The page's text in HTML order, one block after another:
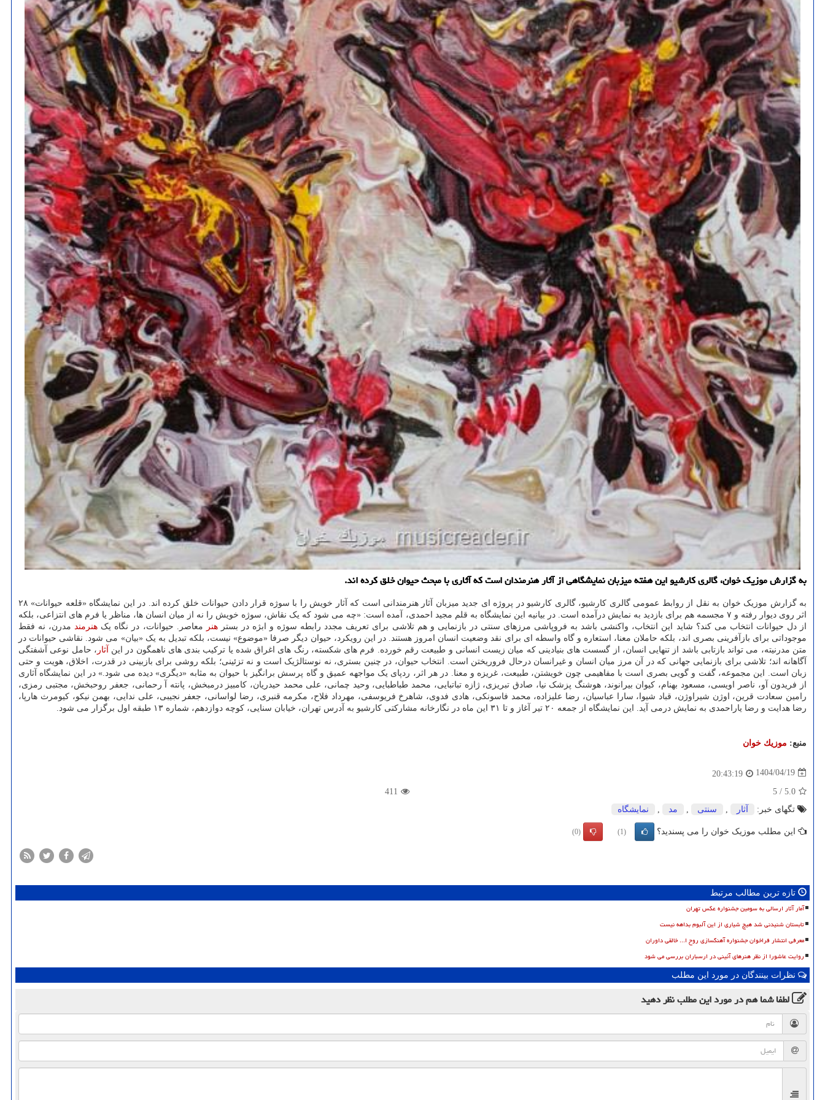
به گزارش موزیک خوان، گالری کارشیو این هفته میزبان نمایشگاهی از آثار هنرمندان است که آثاری با مبحث حیوان خلق کرده اند.
به گزارش موزیک خوان به نقل از روابط عمومی گالری کارشیو، گالری کارشیو در پروژه ای جدید میزبان آثار هنرمندانی است که آثار خویش را با سوژه قرار دادن حیوانات خلق کرده اند. در این نمایشگاه «قلعه حیوانات» ۲۸
اثر روی دیوار رفته و ۷ مجسمه هم برای بازدید به نمایش درآمده است. در بیانیه این نمایشگاه به قلم مجید احمدی، آمده است: «چه می شود که یک نقاش، سوژه خویش را نه از میان انسان ها، مناظر یا فرم های انتزاعی، بلکه
از دل حیوانات انتخاب می کند؟ شاید این انتخاب، واکنشی باشد به فروپاشی مرزهای سنتی در بازنمایی و هم تلاشی برای تعریف مجدد رابطه سوژه و ابژه در بسترهنر معاصر. حیوانات، در نگاه یک هنرمندمدرن، نه فقط
موجوداتی برای بازآفرینی بصری اند، بلکه حاملان معنا، استعاره و گاه واسطه ای برای نقد وضعیت انسان امروز هستند. در این رویکرد، حیوان دیگر صرفا «موضوع» نیست، بلکه تبدیل به یک «بیان» می شود. نقاشی حیوانات در
متن مدرنیته، می تواند بازتابی باشد از تنهایی انسان، از گسست های بنیادینی که میان زیست انسانی و طبیعت رقم خورده. فرم های شکسته، رنگ های اغراق شده یا ترکیب بندی های ناهمگون در این آثار ، حامل نوعی آشفتگی
آگاهانه اند؛ تلاشی برای بازنمایی جهانی که در آن مرز میان انسان و غیرانسان درحال فروریختن است. انتخاب حیوان، در چنین بستری، نه نوستالژیک است و نه تزئینی؛ بلکه روشی برای بازبینی در قدرت، اخلاق، هویت و حتی
زبان است. این مجموعه، گفت و گویی بصری است با مفاهیمی چون خویشتن، طبیعت، غریزه و معنا. در هر اثر، ردپای یک مواجهه عمیق و گاه پرسش برانگیز با حیوان به مثابه «دیگری» دیده می شود.» در این نمایشگاه آثاری
از فریدون آو، ناصر اویسی، مسعود بهنام، کیوان بیرانوند، هوشنگ پزشک نیا، صادق تبریزی، ژازه تباتبایی، محمد طباطبایی، وحید چمانی، علی محمد حیدریان، کامبیز درمبخش، پانته آ رحمانی، جعفر روحبخش، مجتبی رمزی،
رامین سعادت قرین، اوژن شیراوژن، قباد شیوا، سارا عباسیان، رضا علیزاده، محمد فاسونکی، هادی فدوی، شاهرخ فریوسفی، مهرداد فلاح، مکرمه قنبری، رضا لواسانی، جعفر نجیبی، علی ندایی، بهمن نیکو، کیومرث هارپا،
رضا هدایت و رضا یاراحمدی به نمایش درمی آید. این نمایشگاه از جمعه ۲۰ تیر آغاز و تا ۳۱ این ماه در نگارخانه مشارکتی کارشیو به آدرس تهران، خیابان سنایی، کوچه دوازدهم، شماره ۱۳ طبقه اول برگزار می شود.
منبع: موزیك خوان
1404/04/19
20:43:19
5.0
/
5
411
تگهای خبر:
آثار سنتی مد نمایشگاه
این مطلب موزیک خوان را می پسندید؟ (1)
(0)
تازه ترین مطالب مرتبط
آمار آثار ارسالی به سومین جشنواره عکس تهران
تابستان شنیدنی شد هیچ شیاری از این آلبوم بداهه نیست
معرفی انتشار فراخوان جشنواره آهنگسازی روح ا... خالقی داوران
روایت عاشورا از نظر هنرهای آئینی در ارسباران بررسی می شود
نظرات بینندگان در مورد این مطلب
لطفا شما همدر مورد این مطلبنظر دهید